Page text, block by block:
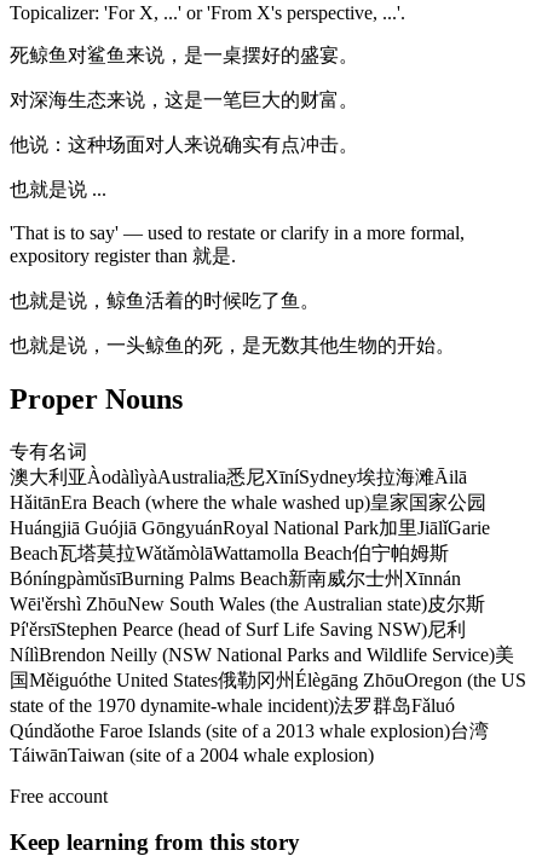
Topicalizer: 'For X, ...' or 'From X's perspective, ...'.
死鲸鱼对鲨鱼来说，是一桌摆好的盛宴。
对深海生态来说，这是一笔巨大的财富。
他说：这种场面对人来说确实有点冲击。
也就是说 ...
'That is to say' — used to restate or clarify in a more formal,
expository register than 就是.
也就是说，鲸鱼活着的时候吃了鱼。
也就是说，一头鲸鱼的死，是无数其他生物的开始。
Proper Nouns
专有名词
澳大利亚ÀodàlìyàAustralia悉尼XīníSydney埃拉海滩Āilā
HǎitānEra Beach (where the whale washed up)皇家国家公园
Huángjiā Guójiā GōngyuánRoyal National Park加里JiālǐGarie
Beach瓦塔莫拉WǎtǎmòlāWattamolla Beach伯宁帕姆斯
BóníngpàmǔsīBurning Palms Beach新南威尔士州 Xīnnán
Wēi'ěrshì ZhōuNew South Wales (the Australian state)皮尔斯
Pí'ěrsīStephen Pearce (head of Surf Life Saving NSW)尼利
NílìBrendon Neilly (NSW National Parks and Wildlife Service)美
国Měiguóthe United States俄勒冈州Élègāng ZhōuOregon (the US
state of the 1970 dynamite-whale incident)法罗群岛Fǎluó
Qúndǎothe Faroe Islands (site of a 2013 whale explosion)台湾
TáiwānTaiwan (site of a 2004 whale explosion)
Free account
Keep learning from this story